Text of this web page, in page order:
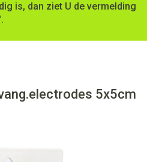
is, dan ziet U de vermelding
5x5cm